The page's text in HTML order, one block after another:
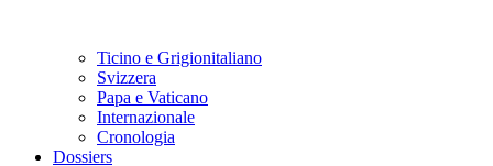
Ticino e Grigionitaliano
Svizzera
Papa e Vaticano
Internazionale
Cronologia
Dossiers